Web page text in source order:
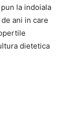
la indoiala
de ani in care
dietetica